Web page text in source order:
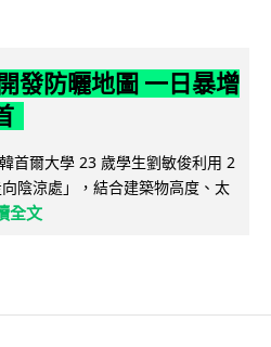
發防曬地圖 一日暴增
首爾大學 23 歲學生劉敏俊利用 2
陰涼處」，結合建築物高度、太
全文